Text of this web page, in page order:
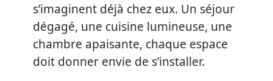
s’imaginent déjà chez eux. Un séjour
dégagé, une cuisine lumineuse, une
chambre apaisante, chaque espace
doit donner envie de s’installer.